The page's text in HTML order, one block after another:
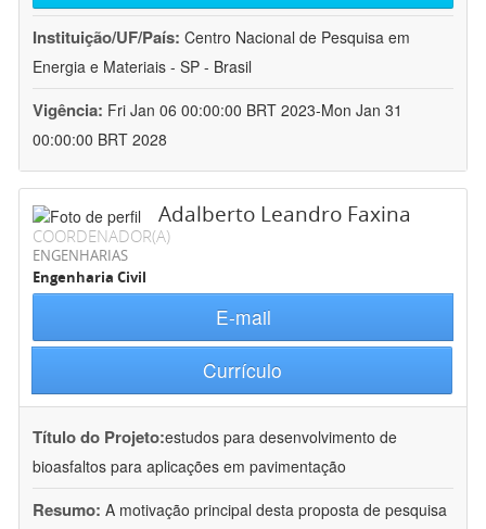
Instituição/UF/País: Centro Nacional de Pesquisa em
Energia e Materiais - SP - Brasil
Vigência: Fri Jan 06 00:00:00 BRT 2023-Mon Jan 31
00:00:00 BRT 2028
Adalberto Leandro Faxina
COORDENADOR(A)
ENGENHARIAS
Engenharia Civil
E-mail
Currículo
Título do Projeto:estudos para desenvolvimento de
bioasfaltos para aplicações em pavimentação
Resumo: A motivação principal desta proposta de pesquisa